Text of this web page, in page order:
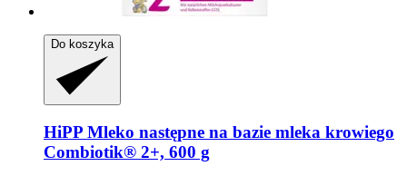
Do koszyka
HiPP Mleko następne na bazie mleka krowiego
Combiotik® 2+, 600 g